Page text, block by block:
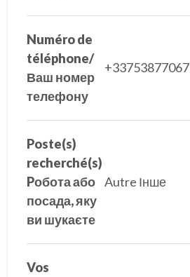
Numéro de
téléphone/
Ваш номер
телефону
+33753877067
Poste(s)
recherché(s)
Pобота або
посада, яку
ви шукаєте
Autre Інше
Vos